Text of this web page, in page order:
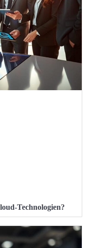
Technologien?